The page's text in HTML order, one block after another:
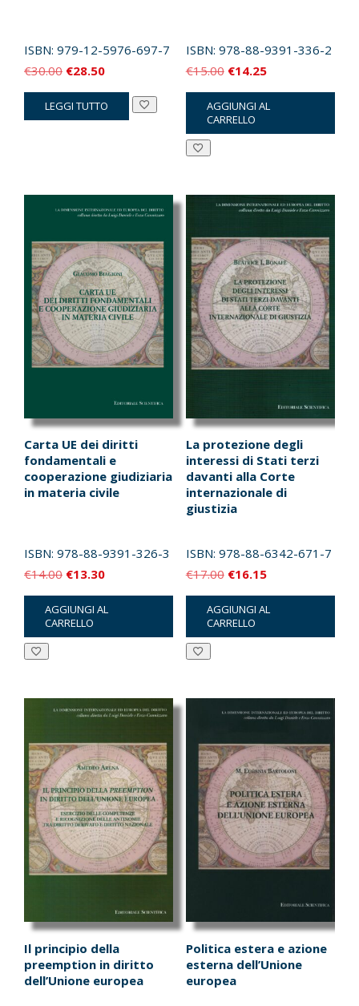
ISBN: 979-12-5976-697-7
€30.00 Il
prezzo
originale
€28.50Il
prezzo
attuale
LEGGI TUTTO
ISBN: 978-88-9391-336-2
€15.00 Il
prezzo
originale
era:
€14.25Il
prezzo
attuale
è:
AGGIUNGI AL
CARRELLO
Carta UE dei diritti
fondamentali e
cooperazione giudiziaria
in materia civile
ISBN: 978-88-9391-326-3
€14.00 Il
prezzo
originale
era:
€13.30Il
prezzo
attuale
è:
AGGIUNGI AL
CARRELLO
La protezione degli
interessi di Stati terzi
davanti alla Corte
internazionale di
giustizia
ISBN: 978-88-6342-671-7
€17.00 Il
prezzo
originale
era:
€16.15Il
prezzo
attuale
è:
AGGIUNGI AL
CARRELLO
Il principio della
preemption in diritto
dell’Unione europea
Politica estera e azione
esterna dell’Unione
europea